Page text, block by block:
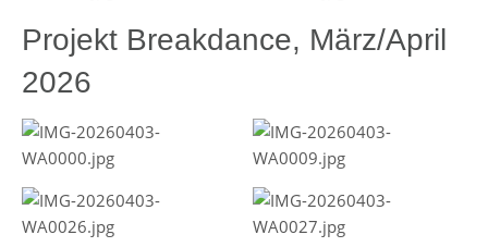
Projekt Breakdance, März/April
2026